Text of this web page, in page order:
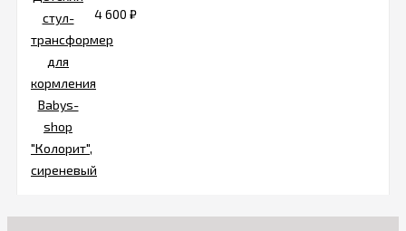
4 600 ₽